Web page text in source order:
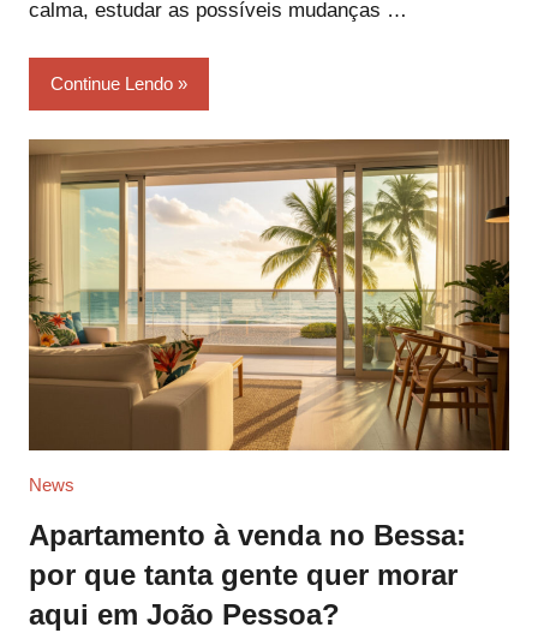
calma, estudar as possíveis mudanças …
Continue Lendo
News
Apartamento à venda no Bessa:
por que tanta gente quer morar
aqui em João Pessoa?